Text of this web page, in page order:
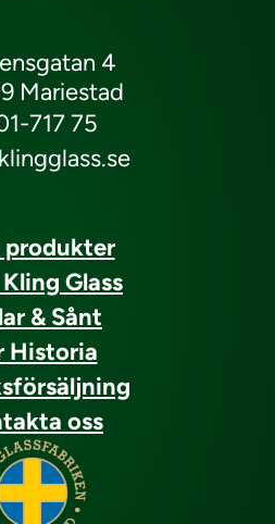
4
Mariestad
717 75
produkter
Glass
& Sånt
Historia
oss